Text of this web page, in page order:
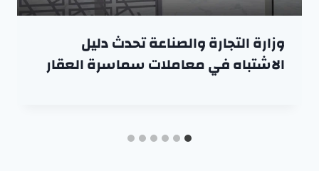
وزارة التجارة والصناعة تحدث دليل
الاشتباه في معاملات سماسرة العقار